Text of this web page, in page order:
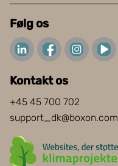
Følg os
Kontakt os
+45 45 700 702
support_dk@boxon.com